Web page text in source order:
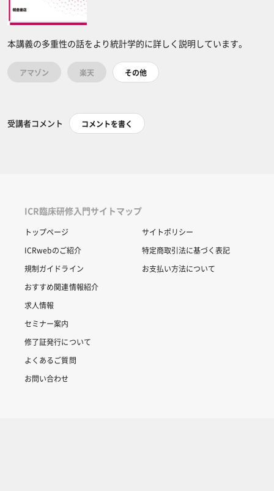
本講義の多重性の話をより統計学的に詳しく説明しています。
アマゾン 楽天 その他
受講者コメント コメントを書く
ICR臨床研修入門サイトマップ
トップページ
ICRwebのご紹介
規制ガイドライン
おすすめ関連情報紹介
求人情報
セミナー案内
修了証発行について
よくあるご質問
お問い合わせ
サイトポリシー
特定商取引法に基づく表記
お支払い方法について